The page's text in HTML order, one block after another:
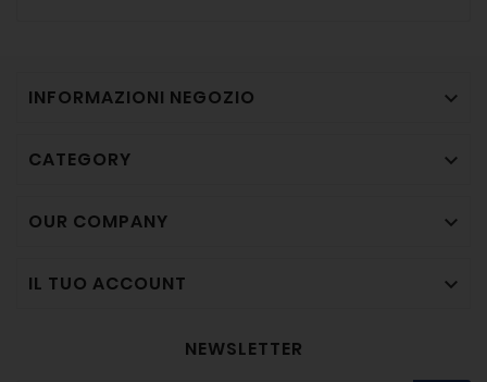
INFORMAZIONI NEGOZIO 
CATEGORY 
OUR COMPANY 
IL TUO ACCOUNT 
NEWSLETTER